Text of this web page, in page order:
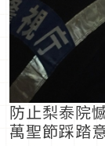
防止梨泰院
萬聖節踩踏